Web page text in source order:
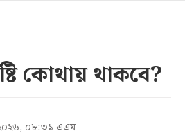
কোথায় থাকবে?
০৮:৩১ এএম